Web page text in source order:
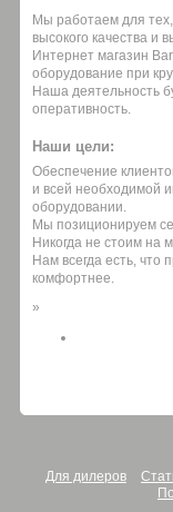
Мы работаем для
высокого качества и
Интернет магазин
оборудование при
Наша деятельность
оперативность.
Наши цели:
Обеспечение
и всей необходимой
оборудовании.
Мы позиционируем
Никогда не стоим на
Нам всегда есть, что
комфортнее.
»
Для дилеров